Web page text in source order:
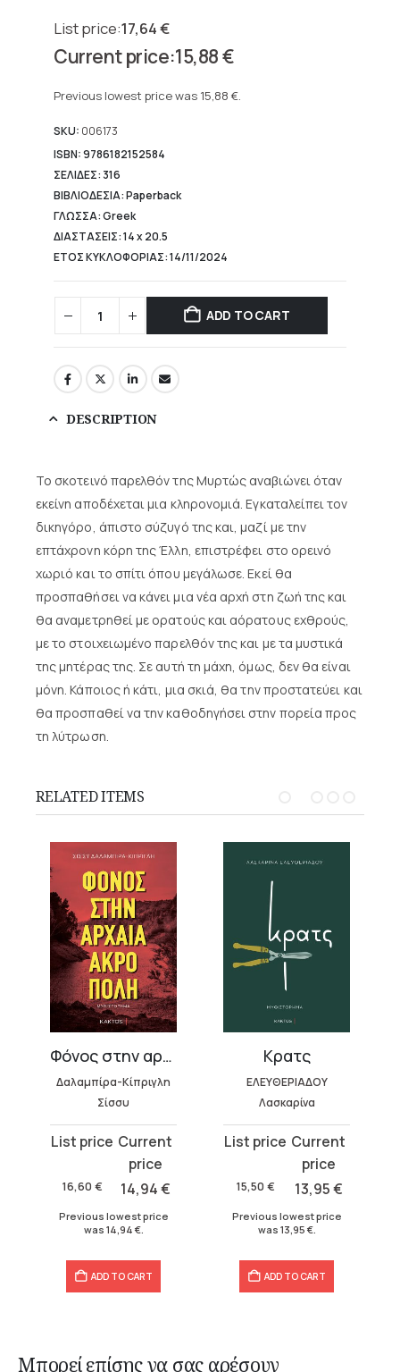
17,64€
Original
price
17,64 €.
15,88€
price
15,88 €.
Previous lowest price was 15,88 €.
SKU: 006173
ISBN: 9786182152584
ΣΕΛΙΔΕΣ: 316
ΒΙΒΛΙΟΔΕΣΙΑ: Paperback
ΓΛΩΣΣΑ: Greek
ΔΙΑΣΤΑΣΕΙΣ: 14 x 20.5
ΕΤΟΣ ΚΥΚΛΟΦΟΡΙΑΣ: 14/11/2024
ADD TO CART
DESCRIPTION
Το σκοτεινό παρελθόν της Μυρτώς αναβιώνει όταν
εκείνη αποδέχεται μια κληρονομιά. Εγκαταλείπει τον
δικηγόρο, άπιστο σύζυγό της και, μαζί με την
επτάχρονη κόρη της Έλλη, επιστρέφει στο ορεινό
χωριό και το σπίτι όπου μεγάλωσε. Εκεί θα
προσπαθήσει να κάνει μια νέα αρχή στη ζωή της και
θα αναμετρηθεί με ορατούς και αόρατους εχθρούς,
με το στοιχειωμένο παρελθόν της και με τα μυστικά
της μητέρας της. Σε αυτή τη μάχη, όμως, δεν θα είναι
μόνη. Κάποιος ή κάτι, μια σκιά, θα την προστατεύει και
θα προσπαθεί να την καθοδηγήσει στην πορεία προς
τη λύτρωση.
RELATED ITEMS
Φόνος στην αρχαία ακρόπολη
Δαλαμπίρα-Κίπριγλη
Σίσσυ
16,60 €
Original
was:
14,94€
Current
is:
Previous lowest price
was 14,94 €.
ADD TO CART
Κρατς
ΕΛΕΥΘΕΡΙΑΔΟΥ
Λασκαρίνα
15,50 €
Original
was:
13,95€
Current
is:
Previous lowest price
was 13,95 €.
ADD TO CART
Μπορεί επίσης να σας αρέσουν